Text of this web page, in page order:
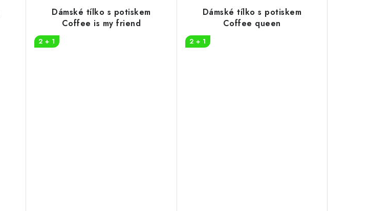
Dámské tílko s potiskem
Coffee is my friend
2 + 1
Dámské tílko s potiskem
Coffee queen
2 + 1